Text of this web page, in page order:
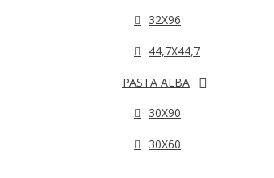
32X96
44,7X44,7
PASTA ALBA
30X90
30X60